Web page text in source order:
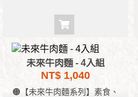
未來牛肉麵 - 4入組
NT$ 1,040
🟠【未來牛肉麵系列】素食、